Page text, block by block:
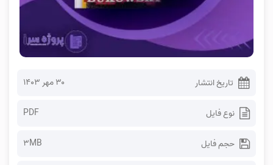
تاریخ انتشار ۳۰ مهر ۱۴۰۳
نوع فایل PDF
حجم فایل 3MB